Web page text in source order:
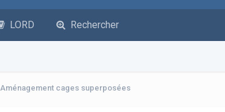
LORD Rechercher
Aménagement cages superposées